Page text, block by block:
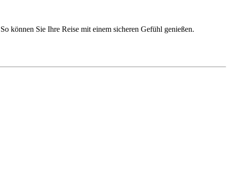
können Sie Ihre Reise mit einem sicheren Gefühl genießen.